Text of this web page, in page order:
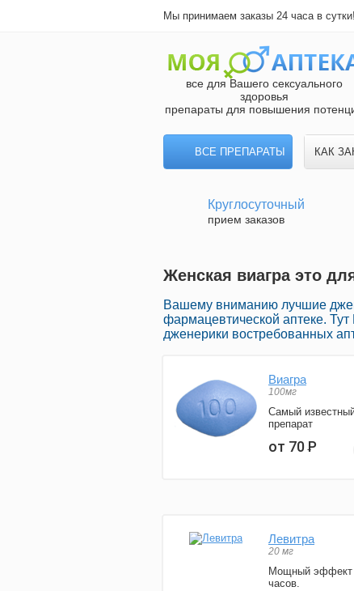
Мы принимаем заказы 24 часа в сутки!
все для Вашего сексуального
здоровья
препараты для повышения
ВСЕ ПРЕПАРАТЫ КАК
Круглосуточный
прием заказов
Женская виагра это
Вашему вниманию лучшие
фармацевтической аптеке.
дженерики востребованных
Виагра
100мг
Самый
препарат
от 70Р
Левитра
20 мг
Мощный эффект
часов.